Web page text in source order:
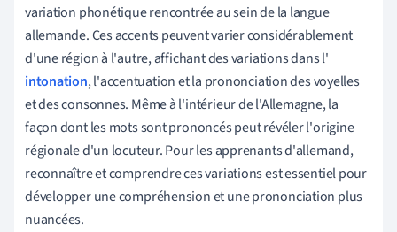
variation phonétique rencontrée au sein de la langue
allemande. Ces accents peuvent varier considérablement
d'une région à l'autre, affichant des variations dans l'
intonation, l'accentuation et la prononciation des voyelles
et des consonnes. Même à l'intérieur de l'Allemagne, la
façon dont les mots sont prononcés peut révéler l'origine
régionale d'un locuteur. Pour les apprenants d'allemand,
reconnaître et comprendre ces variations est essentiel pour
développer une compréhension et une prononciation plus
nuancées.